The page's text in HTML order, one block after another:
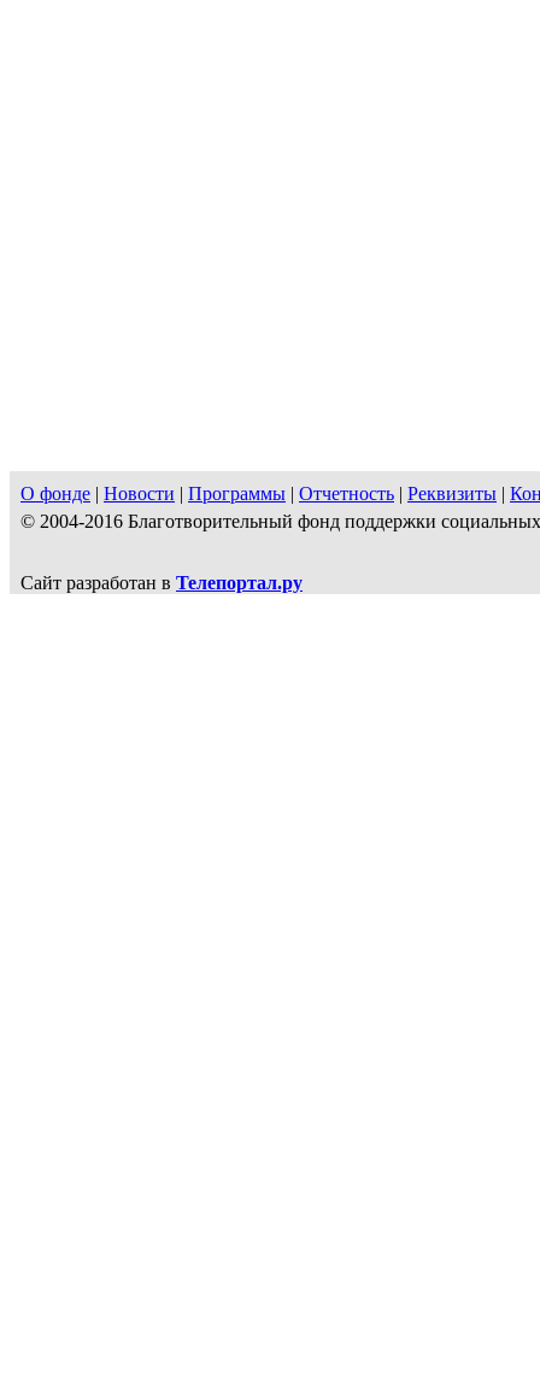
О фонде | Новости | Программы | Отчетность | Реквизиты |
© 2004-2016 Благотворительный фонд поддержки
Сайт разработан в Телепортал.ру